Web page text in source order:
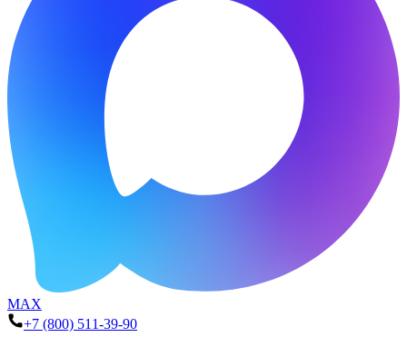
MAX
+7 (800) 511-39-90